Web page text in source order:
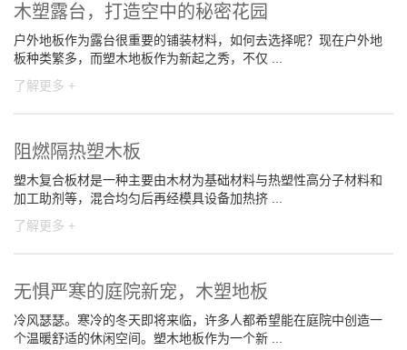
木塑露台，打造空中的秘密花园
户外地板作为露台很重要的铺装材料，如何去选择呢？现在户外地
板种类繁多，而塑木地板作为新起之秀，不仅 ...
了解更多 +
阻燃隔热塑木板
塑木复合板材是一种主要由木材为基础材料与热塑性高分子材料和
加工助剂等，混合均匀后再经模具设备加热挤 ...
了解更多 +
无惧严寒的庭院新宠，木塑地板
冷风瑟瑟。寒冷的冬天即将来临，许多人都希望能在庭院中创造一
个温暖舒适的休闲空间。塑木地板作为一个新 ...